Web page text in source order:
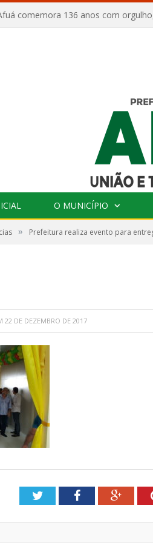
O MUNICÍPIO
» Prefeitura realiza evento para
22 DE DEZEMBRO DE 2017
TwitterFacebook